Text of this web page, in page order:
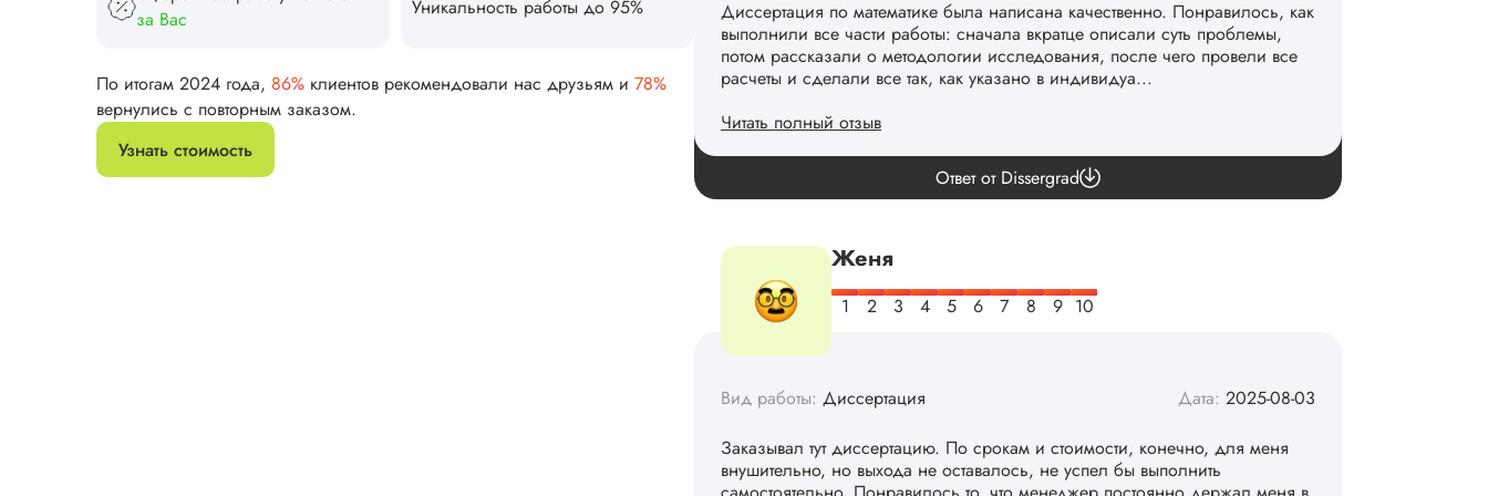
за Вас
Уникальность работы до 95%
По итогам 2024 года, 86% клиентов рекомендовали нас друзьям и 78%
вернулись с повторным заказом.
Узнать стоимость
Диссертация по математике была написана качественно. Понравилось, как
выполнили все части работы: сначала вкратце описали суть проблемы,
потом рассказали о методологии исследования, после чего провели все
расчеты и сделали все так, как указано в индивидуа...
Читать полный отзыв
Спасибо! Передадим ваши слова команде. 👏
Ответ от Dissergrad
Женя
Вид работы: Диссертация Дата: 2025-08-03
Заказывал тут диссертацию. По срокам и стоимости, конечно, для меня
внушительно, но выхода не оставалось, не успел бы выполнить
самостоятельно. Понравилось то, что менеджер постоянно держал меня в